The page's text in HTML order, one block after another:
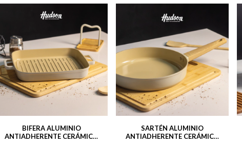
BIFERA ALUMINIO
ANTIADHERENTE CERÁMICO
SARTÉN ALUMINIO
ANTIADHERENTE CERÁMICO